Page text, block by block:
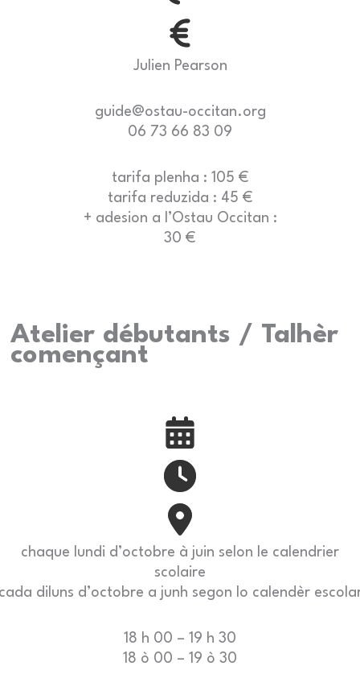
Julien Pearson
guide@ostau-occitan.org
06 73 66 83 09
tarifa plenha : 105 €
tarifa reduzida : 45 €
+ adesion a l’Ostau Occitan :
30 €
Atelier débutants / Talhèr
començant
chaque lundi d’octobre à juin selon le calendrier
scolaire
diluns d’octobre a junh segon lo calendèr
18 h 00 – 19 h 30
18 ò 00 – 19 ò 30